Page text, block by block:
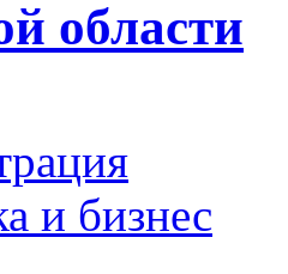
области
и бизнес